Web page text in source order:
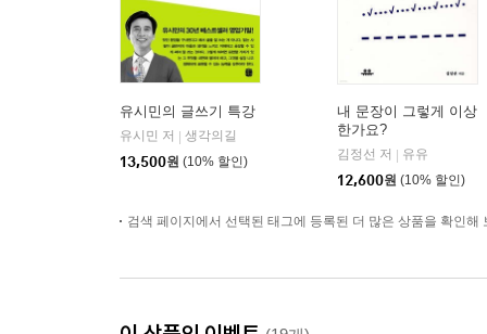
유시민의 글쓰기 특강
유시민 저
생각의길
13,500원 (10% 할인)
내 문장이 그렇게 이상
한가요?
김정선 저
유유
12,600원 (10% 할인)
검색 페이지에서 선택된 태그에 등록된 더 많은 상품을 확인해